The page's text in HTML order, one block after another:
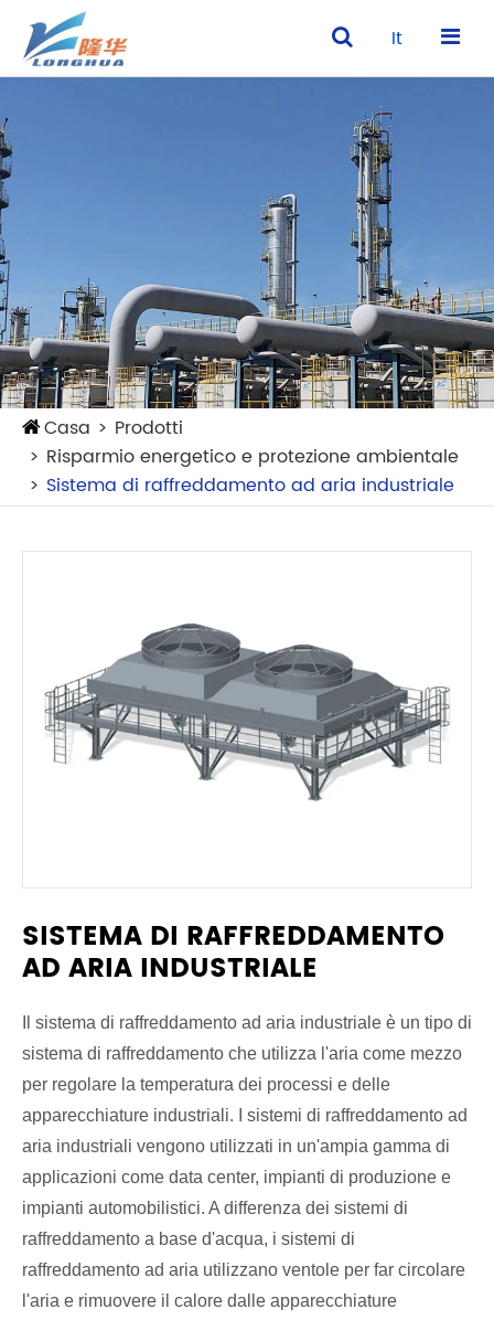
It
Casa
Prodotti
Risparmio energetico e protezione ambientale
Sistema di raffreddamento ad aria industriale
SISTEMA DI RAFFREDDAMENTO
AD ARIA INDUSTRIALE
Il sistema di raffreddamento ad aria industriale è un tipo di
sistema di raffreddamento che utilizza l'aria come mezzo
per regolare la temperatura dei processi e delle
apparecchiature industriali. I sistemi di raffreddamento ad
aria industriali vengono utilizzati in un'ampia gamma di
applicazioni come data center, impianti di produzione e
impianti automobilistici. A differenza dei sistemi di
raffreddamento a base d'acqua, i sistemi di
raffreddamento ad aria utilizzano ventole per far circolare
l'aria e rimuovere il calore dalle apparecchiature